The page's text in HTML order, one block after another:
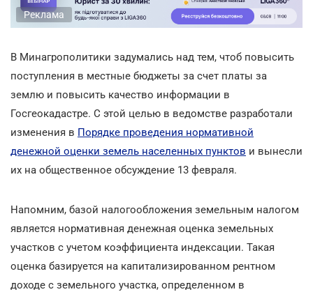
Реклама
В Минагрополитики задумались над тем, чтоб повысить
поступления в местные бюджеты за счет платы за
землю и повысить качество информации в
Госгеокадастре. С этой целью в ведомстве разработали
изменения в Порядке проведения нормативной
денежной оценки земель населенных пунктов и вынесли
их на общественное обсуждение 13 февраля.
Напомним, базой налогообложения земельным налогом
является нормативная денежная оценка земельных
участков с учетом коэффициента индексации. Такая
оценка базируется на капитализированном рентном
доходе с земельного участка, определенном в